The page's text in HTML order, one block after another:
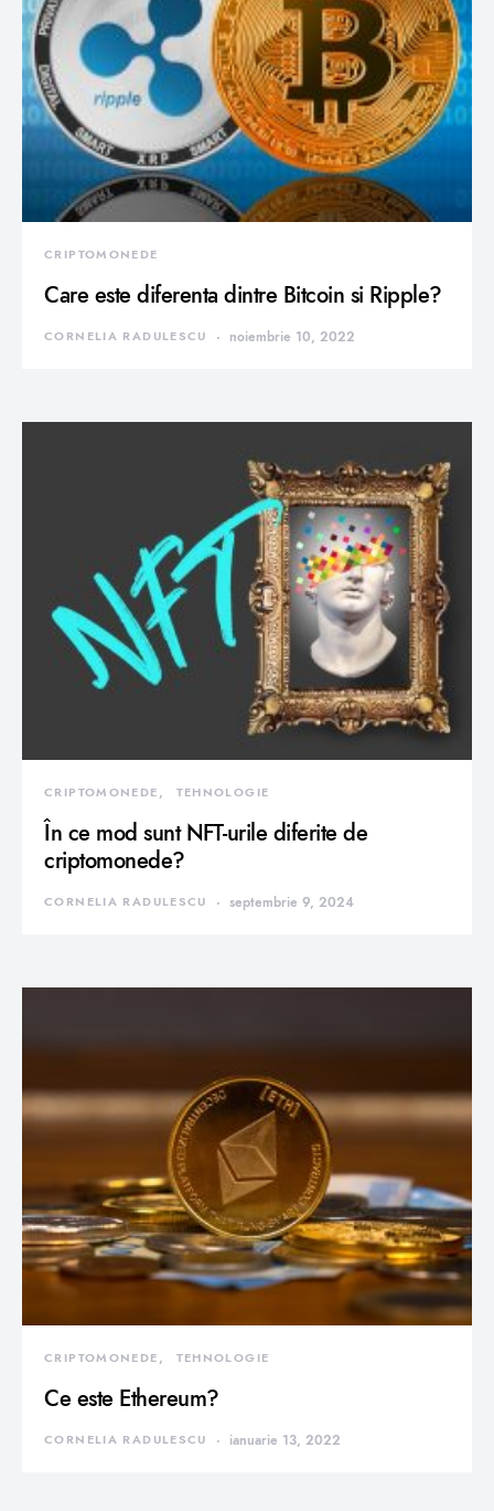
CRIPTOMONEDE
Care este diferenta dintre Bitcoin si Ripple?
CORNELIA RADULESCU noiembrie 10, 2022
CRIPTOMONEDE TEHNOLOGIE
În ce mod sunt NFT-urile diferite de
criptomonede?
CORNELIA RADULESCU septembrie 9, 2024
CRIPTOMONEDE TEHNOLOGIE
Ce este Ethereum?
CORNELIA RADULESCU ianuarie 13, 2022